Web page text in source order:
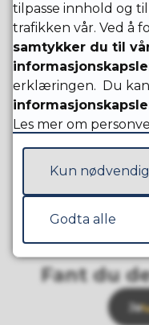
Grafisk profil
Logo, farger og
Fant du
Ja
tilpasse innhold og
trafikken vår. Ved å
samtykker du til
erklæringen. Du kan
Les mer om
Kun
Godta alle